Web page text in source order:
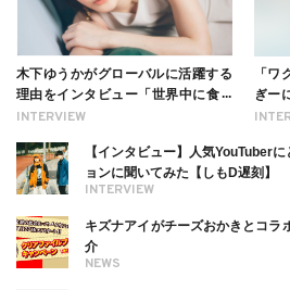
INTERVIEW
木下ゆうかがグローバルに活躍する
理由をインタビュー「世界中に食べ
る幸せを伝えたい」新事務所加入に
「
ぎー
理由
INTERVIEW
【インタビュー】人気YouTuber
ョンに聞いてみた【しもD遅刻】
NEWS
キズナアイがチーズおかきとコラ
介